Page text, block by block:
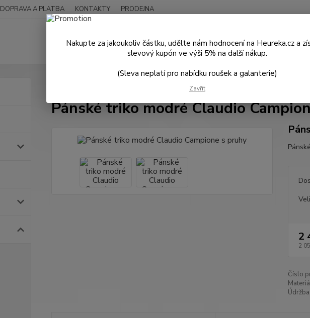
DOPRAVA A PLATBA KONTAKTY PRODEJNA
Hledat
Po -
Pánské triko modré Claudio
2
2
Číslo
Údržba:
Nakupte za jakoukoliv částku, udělte nám hodnocení na Heureka.cz a
slevový kupón ve výši 5% na další nákup.
(Sleva neplatí pro nabídku roušek a galanterie)
Zavřít